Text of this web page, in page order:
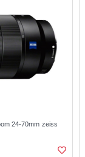
24-70mm zeiss